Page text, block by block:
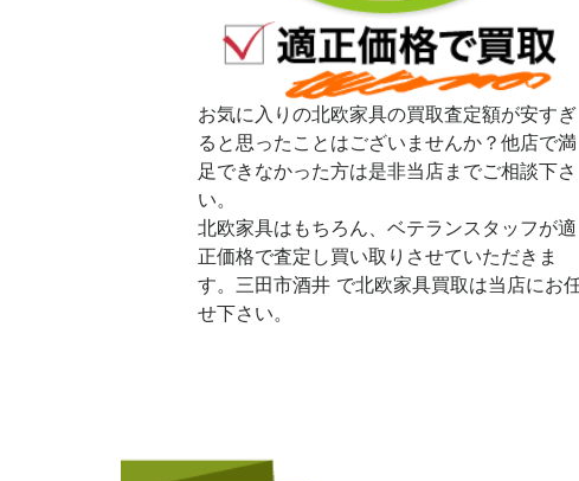
お気に入りの北欧家具の買取査定額が安すぎ
ると思ったことはございませんか？他店で満
足できなかった方は是非当店までご相談下さ
い。
北欧家具はもちろん、ベテランスタッフが適
正価格で査定し買い取りさせていただきま
す。三田市酒井 で北欧家具買取は当店にお
せ下さい。